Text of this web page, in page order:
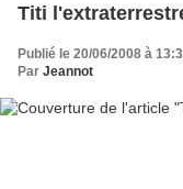
Titi
Publié le 20/06/2008 à
Par Jeannot